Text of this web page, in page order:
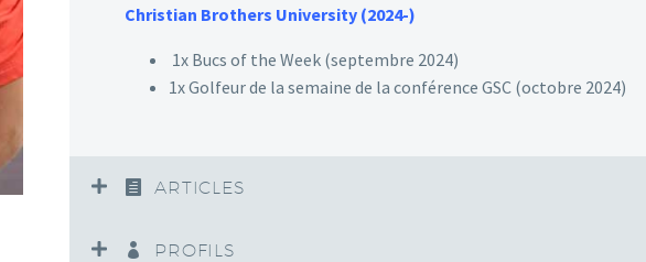
Christian Brothers University (2024-)
1x Bucs of the Week (septembre 2024)
1x Golfeur de la semaine de la conférence GSC (octobre 2024)
ARTICLES
PROFILS